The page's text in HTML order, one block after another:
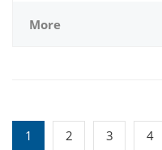
More
1 2 3 4